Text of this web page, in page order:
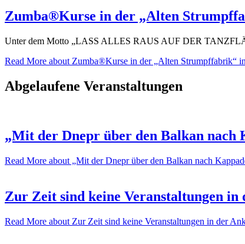
Zumba®Kurse in der „Alten
Unter dem Motto „LASS ALLES RAUS AUF DER
Read More about Zumba®Kurse in der „Alten Strumpffabrik“
Abgelaufene Veranstaltungen
„Mit der Dnepr über den Balkan nach
Read More about „Mit der Dnepr über den Balkan nach
Zur Zeit sind keine Veranstaltungen in
Read More about Zur Zeit sind keine Veranstaltungen in der